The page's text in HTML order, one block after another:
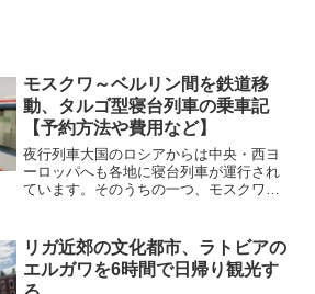
モスクワ～ベルリン間を鉄道移
動、タルゴ型寝台列車の乗車記
【予約方法や費用など】
夜行列車大国のロシアからは中央・西ヨ
ーロッパへも各地に寝台列車が運行され
ています。そのうちの一つ、モスクワか
この列車の乗車記、及びダイヤ・運転日
や予約方法などに...
リガ近郊の文化都市、ラトビアの
エルガワを6時間で日帰り観光す